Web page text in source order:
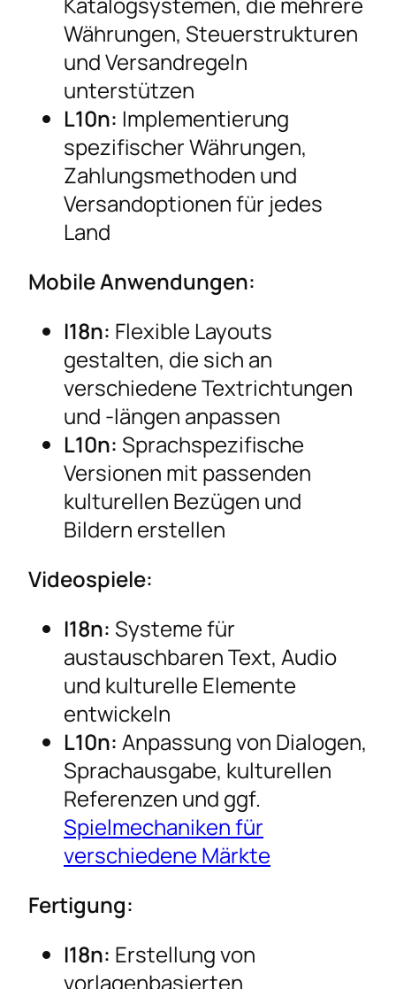
Währungen, Steuerstrukturen
und Versandregeln
unterstützen
L10n: Implementierung
spezifischer Währungen,
Zahlungsmethoden und
Versandoptionen für jedes
Land
Mobile Anwendungen:
I18n: Flexible Layouts
gestalten, die sich an
verschiedene Textrichtungen
und -längen anpassen
L10n: Sprachspezifische
Versionen mit passenden
kulturellen Bezügen und
Bildern erstellen
Videospiele:
I18n: Systeme für
austauschbaren Text, Audio
und kulturelle Elemente
entwickeln
L10n: Anpassung von Dialogen,
Sprachausgabe, kulturellen
Referenzen und ggf.
Spielmechaniken für
verschiedene Märkte
Fertigung:
I18n: Erstellung von
vorlagenbasierten